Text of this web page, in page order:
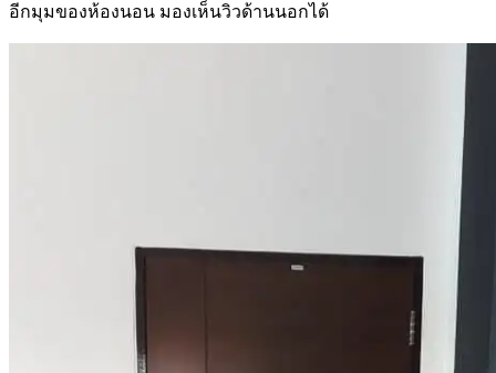
อีกมุมของห้องนอน มองเห็นวิวด้านนอกได้